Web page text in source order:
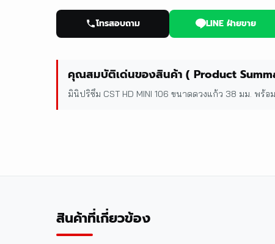
โทรสอบถาม LINE ฝ่ายขาย
คุณสมบัติเด่นของสินค้า ( Product
มินิปริซึม CST HD MINI 106 ขนาดดวงแก้ว 38 มม. พ
สินค้าที่เกี่ยวข้อง